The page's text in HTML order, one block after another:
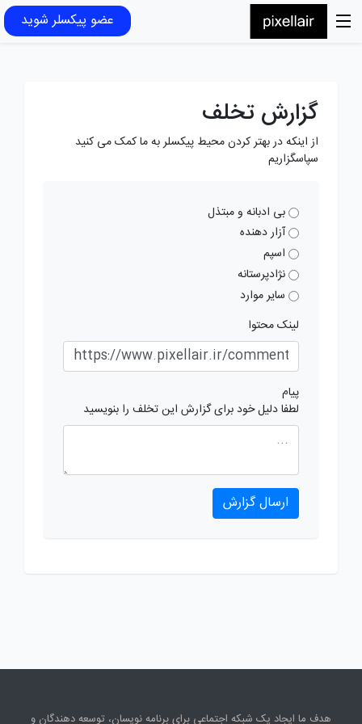
عضو پیکسلر شوید
گزارش تخلف
از اینکه در بهتر کردن محیط پیکسلر به ما کمک می کنید
سپاسگزاریم
بی ادبانه و مبتذل
آزار دهنده
اسپم
نژادپرستانه
سایر موارد
لینک محتوا
پیام
لطفا دلیل خود برای گزارش این تخلف را بنویسید
ارسال گزارش
هدف ما ایجاد یک شبکه اجتماعی برای برنامه نویسان، توسعه دهندگان و